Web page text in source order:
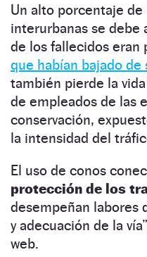
Un alto porcentaje
interurbanas se debe
de los fallecidos eran
que habían bajado de
también pierde la
de empleados de las
conservación,
la intensidad del
El uso de conos
protección de los
desempeñan labores
y adecuación de la
web.